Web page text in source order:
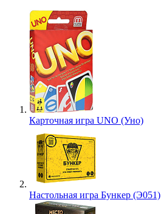
Карточная игра UNO (Уно)
Настольная игра Бункер (Э051)